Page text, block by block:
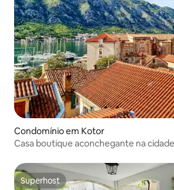
Condomínio em Kotor
Casa boutique aconchegante na
Superhost
Superhost